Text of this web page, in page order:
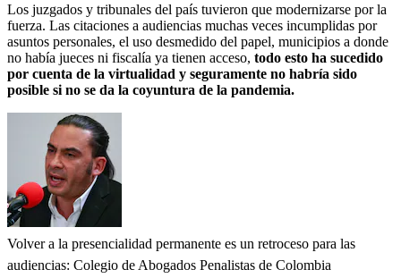
Los juzgados y tribunales del país tuvieron que modernizarse por la
fuerza. Las citaciones a audiencias muchas veces incumplidas por
asuntos personales, el uso desmedido del papel, municipios a donde
no había jueces ni fiscalía ya tienen acceso, todo esto ha sucedido
por cuenta de la virtualidad y seguramente no habría sido
posible si no se da la coyuntura de la pandemia.
Volver a la presencialidad permanente es un retroceso para las
audiencias: Colegio de Abogados Penalistas de Colombia